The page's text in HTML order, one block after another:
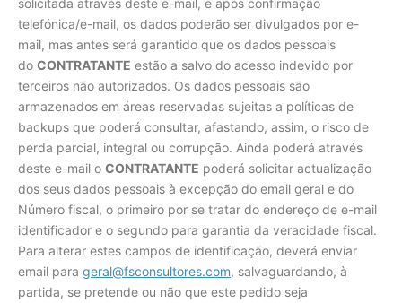
telefónica/e-mail, os dados poderão ser divulgados por e-
mail, mas antes será garantido que os dados pessoais
do CONTRATANTE estão a salvo do acesso indevido por
terceiros não autorizados. Os dados pessoais são
armazenados em áreas reservadas sujeitas a políticas de
backups que poderá consultar, afastando, assim, o risco de
perda parcial, integral ou corrupção. Ainda poderá através
deste e-mail o CONTRATANTE poderá solicitar actualização
dos seus dados pessoais à excepção do email geral e do
Número fiscal, o primeiro por se tratar do endereço de e-mail
identificador e o segundo para garantia da veracidade fiscal.
Para alterar estes campos de identificação, deverá enviar
email para geral@fsconsultores.com, salvaguardando, à
partida, se pretende ou não que este pedido seja